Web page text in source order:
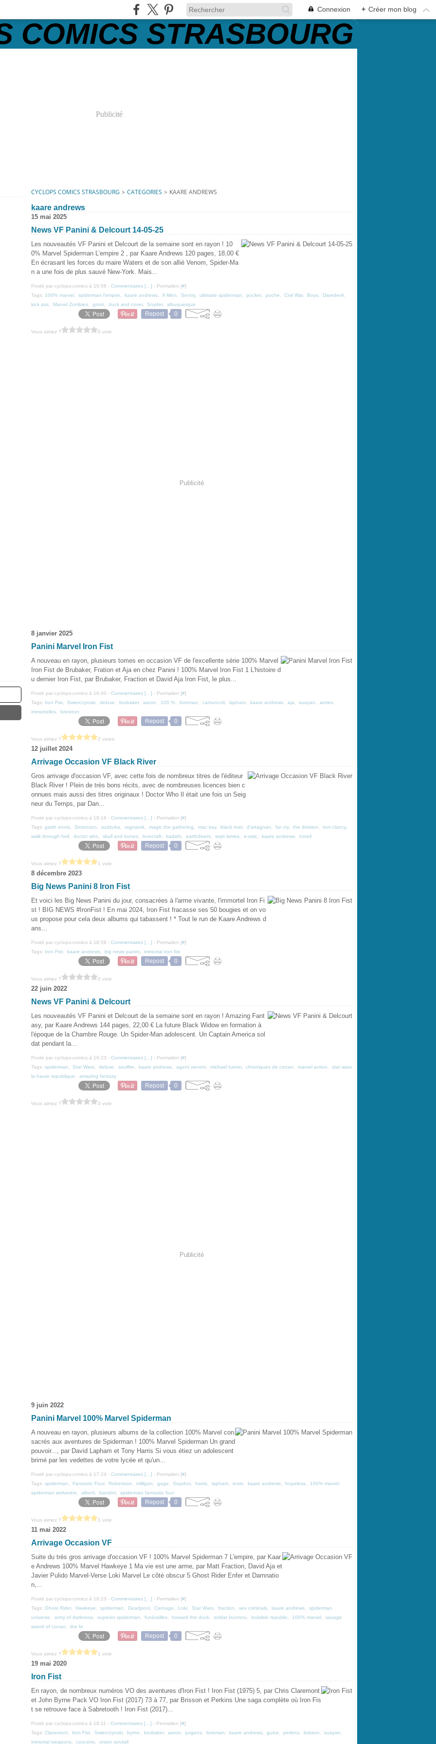
Connexion + Créer mon blog
Publicité
CYCLOPS COMICS STRASBOURG > CATEGORIES > KAARE ANDREWS
kaare andrews
15 mai 2025
News VF Panini & Delcourt 14-05-25
Les nouveautés VF Panini et Delcourt de la semaine sont en rayon ! 10
0% Marvel Spiderman L’empire 2 , par Kaare Andrews 120 pages, 18,00 €
En écrasant les forces du maire Waters et de son allié Venom, Spider-Ma
n a une fois de plus sauvé New-York. Mais...
Posté par cyclops-comics à 16:58 - Commentaires [ ] - Permalien [#]
Tags: 100% marvel spiderman l'empire kaare andrews X-Men Sentry, ultimate spiderman pocket poche Civil War, Boys Daredevil
kick ass
Marvel Zombies groot duck and cover, Snyder, albuquerque
Repost 0
Vous aimez ? 0 vote
Publicité
8 janvier 2025
Panini Marvel Iron Fist
A nouveau en rayon, plusieurs tomes en occasion VF de l'excellente série 100% Marvel
Iron Fist de Brubaker, Fration et Aja en chez Panini ! 100% Marvel Iron Fist 1 L'histoire d
u dernier Iron Fist, par Brubaker, Fraction et David Aja Iron Fist, le plus...
Posté par cyclops-comics à 16:40 - Commentaires [ ] - Permalien [#]
Tags: Iron Fist Swierczynski deluxe brubaker, aaron 100 % foreman camuncoli lapham kaare andrews aja suayan
armes
immortelles
brereton
Repost 0
Vous aimez ? 2 votes
12 juillet 2024
Arrivage Occasion VF Black River
Gros arrivage d'occasion VF, avec cette fois de nombreux titres de l'éditeur
Black River ! Plein de très bons récits, avec de nombreuses licences bien c
onnues mais aussi des titres originaux ! Doctor Who Il était une fois un Seig
neur du Temps, par Dan...
Posté par cyclops-comics à 18:16 - Commentaires [ ] - Permalien [#]
Tags: garth ennis Simonson sudzuka ragnarok magic the gathering mac kay, black river, d'artagnan far cry, the division tom clancy,
walk through hell
doctor who skull and bones lovecraft kadath earthdivers sept lames e-ratic kaare andrews hotell
Repost 0
Vous aimez ? 1 vote
8 décembre 2023
Big News Panini 8 Iron Fist
Et voici les Big News Panini du jour, consacrées à l'arme vivante, l'immortel Iron Fi
st ! BIG NEWS #IronFist ! En mai 2024, Iron Fist fracasse ses 50 bougies et on vo
us propose pour cela deux albums qui tabassent ! * Tout le run de Kaare Andrews d
ans...
Posté par cyclops-comics à 18:59 - Commentaires [ ] - Permalien [#]
Tags: Iron Fist kaare andrews big news panini immortal iron fist
Repost 0
Vous aimez ? 0 vote
22 juin 2022
News VF Panini & Delcourt
Les nouveautés VF Panini et Delcourt de la semaine sont en rayon ! Amazing Fant
asy, par Kaare Andrews 144 pages, 22,00 € La future Black Widow en formation à
l'époque de la Chambre Rouge. Un Spider-Man adolescent. Un Captain America sol
dat pendant la...
Posté par cyclops-comics à 16:23 - Commentaires [ ] - Permalien [#]
Tags: spiderman Star Wars deluxe soulfire kaare andrews agent venom michael turner, chroniques de conan marvel action
star wars
la haute republique
amazing fantasy
Repost 0
Vous aimez ? 0 vote
Publicité
9 juin 2022
Panini Marvel 100% Marvel Spiderman
A nouveau en rayon, plusieurs albums de la collection 100% Marvel con
sacrés aux aventures de Spiderman ! 100% Marvel Spiderman Un grand
pouvoir..., par David Lapham et Tony Harris Si vous étiez un adolescent
brimé par les vedettes de votre lycée et qu'un...
Posté par cyclops-comics à 17:24 - Commentaires [ ] - Permalien [#]
Tags: spiderman Fantastic Four, Robertson milligan gage Gaydos harris lapham toxin kaare andrews hopeless 100% marvel
spiderman wolverine
alberti bandini spiderman fantastic four
Repost 0
Vous aimez ? 1 vote
11 mai 2022
Arrivage Occasion VF
Suite du très gros arrivage d'occasion VF ! 100% Marvel Spiderman 7 L'empire, par Kaar
e Andrews 100% Marvel Hawkeye 1 Ma vie est une arme, par Matt Fraction, David Aja et
Javier Pulido Marvel-Verse Loki Marvel Le côté obscur 5 Ghost Rider Enfer et Damnatio
n,...
Posté par cyclops-comics à 16:23 - Commentaires [ ] - Permalien [#]
Tags: Ghost Rider, Hawkeye spiderman Deadpool Carnage Loki Star Wars fraction sex criminals kaare andrews
spiderman
universe
army of darkness superior spiderman funérailles howard the duck soldat inconnu invisible republic 100% marvel
savage
sword of conan
the fe
Repost 0
Vous aimez ? 1 vote
19 mai 2020
Iron Fist
En rayon, de nombreux numéros VO des aventures d'Iron Fist ! Iron Fist (1975) 5, par Chris Claremont
et John Byrne Pack VO Iron Fist (2017) 73 à 77, par Brisson et Perkins Une saga complète où Iron Fis
t se retrouve face à Sabretooth ! Iron Fist (2017)...
Posté par cyclops-comics à 18:11 - Commentaires [ ] - Permalien [#]
Tags: Claremont Iron Fist Swierczynski byrne brubaker, aaron jurgens foreman kaare andrews guice perkins brisson suayan
immortal weapons
couceiro orson randall